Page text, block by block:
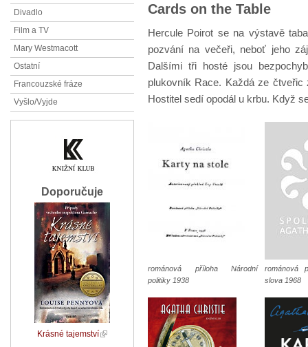
Cards on the Table
Hercule Poirot se na výstavě
pozvání na večeři, neboť jeho
Dalšími tři hosté jsou
plukovník Race. Každá ze čtveřic
Hostitel sedí opodál u krbu. Když
románová příloha Národní
politiky 1938
románová
slova 1968
Divadlo
Film a TV
Mary Westmacott
Ostatní
Francouzské fráze
Vyšlo/Vyjde
Doporučuje
Krásné tajemství